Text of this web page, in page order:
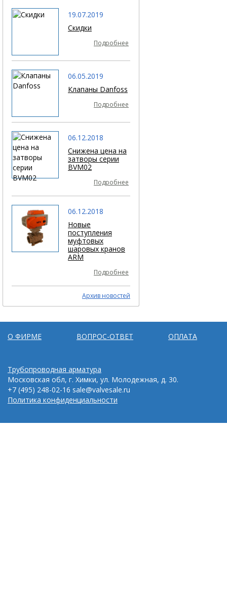
19.07.2019
Скидки
Подробнее
06.05.2019
Клапаны Danfoss
Подробнее
06.12.2018
Снижена цена на
затворы серии
BVM02
Подробнее
06.12.2018
Новые
поступления
муфтовых
шаровых кранов
ARM
Подробнее
Архив новостей
О ФИРМЕ ВОПРОС-ОТВЕТ ОПЛАТА
Трубопроводная арматура
Московская обл, г. Химки, ул. Молодежная, д. 30.
+7 (495) 248-02-16 sale@valvesale.ru
Политика конфиденциальности